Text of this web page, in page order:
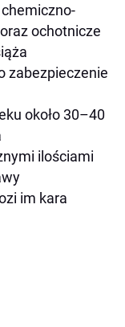
ochotnicze
zabezpieczenie
około 30–40
ilościami
im kara